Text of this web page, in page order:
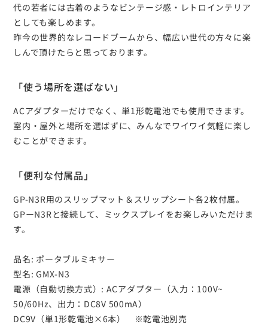
代の若者には古着のようなビンテージ感・レトロインテリア
としても楽しめます。
昨今の世界的なレコードブームから、幅広い世代の方々に楽
しんで頂けたらと思っております。
「使う場所を選ばない」
ACアダプターだけでなく、単1形乾電池でも使用できます。
室内・屋外と場所を選ばずに、みんなでワイワイ気軽に楽し
むことができます。
「便利な付属品」
GP-N3R用のスリップマット＆スリップシート各2枚付属。
GPーN3Rと接続して、ミックスプレイをお楽しみいただけま
す。
品名: ポータブルミキサー
型名: GMX-N3
電源（自動切換方式）: ACアダプター（入力：100V~
50/60Hz、出力：DC8V 500mA）
DC9V（単1形乾電池×6本） ※乾電池別売